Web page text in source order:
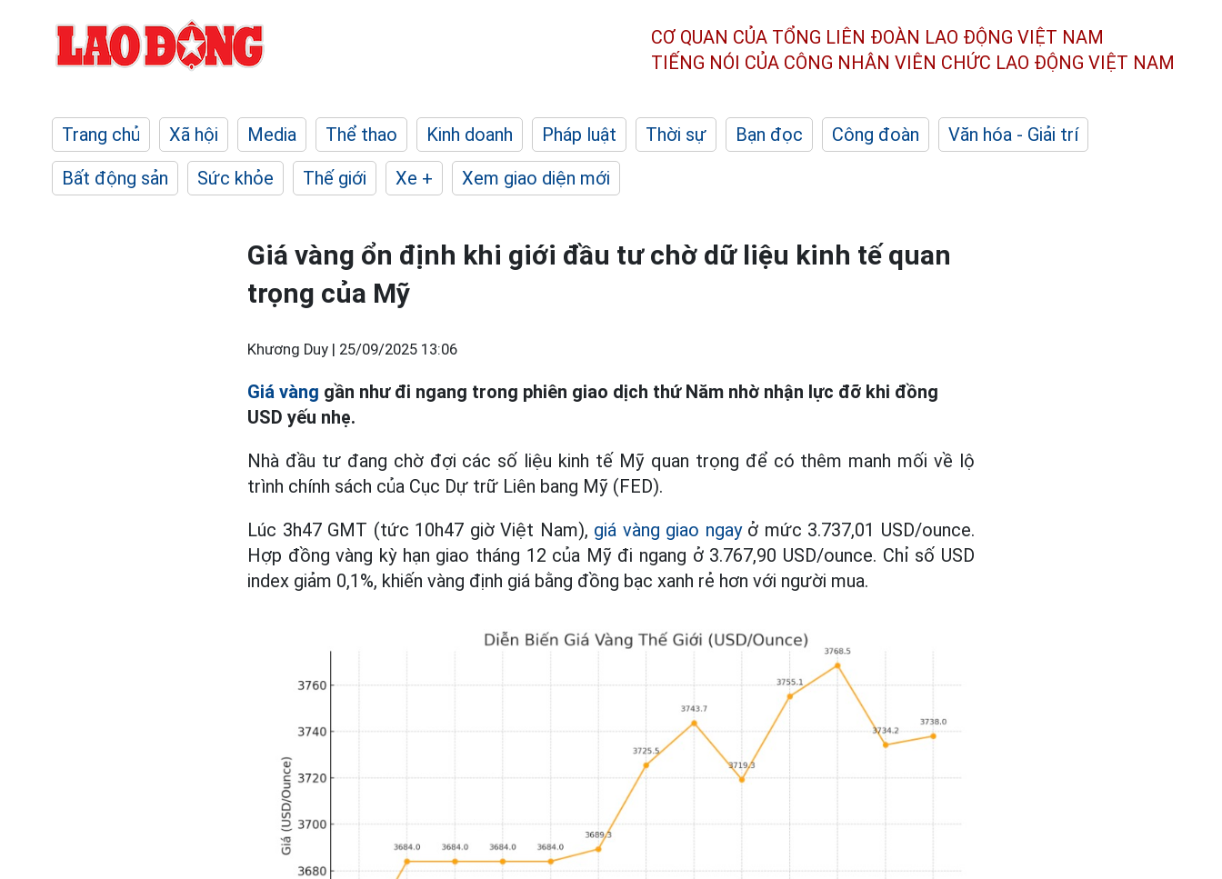
CƠ QUAN CỦA TỔNG LIÊN ĐOÀN LAO ĐỘNG VIỆT NAM
TIẾNG NÓI CỦA CÔNG NHÂN VIÊN CHỨC LAO ĐỘNG VIỆT NAM
Trang chủ Xã hội Media Thể thao Kinh doanh Pháp luật Thời sự Bạn đọc Công đoàn
Văn hóa - Giải trí
Bất động sản
Sức khỏe Thế giới Xe + Xem giao diện mới
Giá vàng ổn định khi giới đầu tư chờ dữ liệu kinh tế quan
trọng của Mỹ
Khương Duy | 25/09/2025 13:06
Giá vàng gần như đi ngang trong phiên giao dịch thứ Năm nhờ nhận lực đỡ khi đồng
USD yếu nhẹ.
Nhà đầu tư đang chờ đợi các số liệu kinh tế Mỹ quan trọng để có thêm manh mối về lộ
trình chính sách của Cục Dự trữ Liên bang Mỹ (FED).
Lúc 3h47 GMT (tức 10h47 giờ Việt Nam), giá vàng giao ngayở mức 3.737,01 USD/ounce.
Hợp đồng vàng kỳ hạn giao tháng 12 của Mỹ đi ngang ở 3.767,90 USD/ounce. Chỉ số USD
index giảm 0,1%, khiến vàng định giá bằng đồng bạc xanh rẻ hơn với người mua.